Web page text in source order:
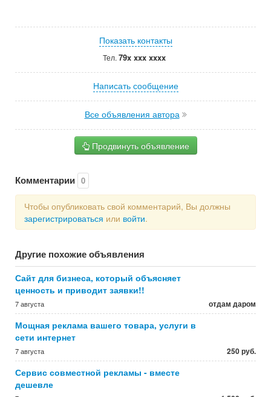
Показать контакты
Тел. 79x xxx xxxx
Написать сообщение
Все объявления автора
Продвинуть объявление
Комментарии 0
Чтобы опубликовать свой комментарий, Вы должны
зарегистрироваться или войти.
Другие похожие объявления
Сайт для бизнеса, который объясняет
ценность и приводит заявки!!
7 августа отдам даром
Мощная реклама вашего товара, услуги в
сети интернет
7 августа 250 руб.
Сервис совместной рекламы - вместе
дешевле